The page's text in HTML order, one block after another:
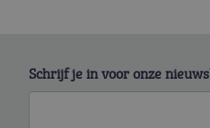
Schrijf je in voor onze